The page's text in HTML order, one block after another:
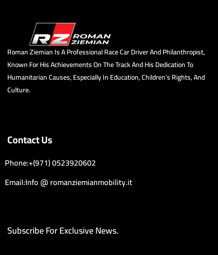
Roman Ziemian Is A Professional Race Car Driver And Philanthropist,
Known For His Achievements On The Track And His Dedication To
Humanitarian Causes, Especially In Education, Children’s Rights, And
Culture.
Contact Us
Phone:+(971) 0523920602
Email:Info @ romanziemianmobility.it
Subscribe For Exclusive News.